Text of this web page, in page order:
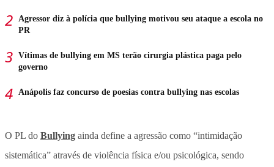
Agressor diz à polícia que bullying motivou seu ataque a escola no
PR
Vítimas de bullying em MS terão cirurgia plástica paga pelo
governo
Anápolis faz concurso de poesias contra bullying nas escolas
O PL do Bullying ainda define a agressão como “intimidação
sistemática” através de violência física e/ou psicológica, sendo